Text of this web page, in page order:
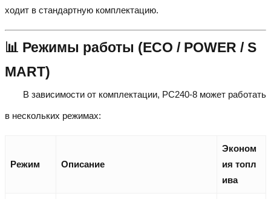
ходит в стандартную комплектацию.
📊 Режимы работы (ECO / POWER / S
MART)
В зависимости от комплектации, PC240-8 может работать
в нескольких режимах:
Режим Описание
Эконом
ия топл
ива